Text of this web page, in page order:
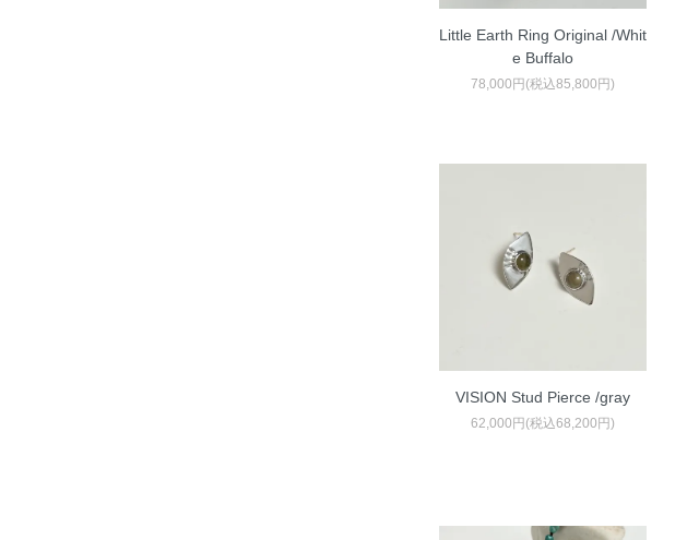
Little Earth Ring Original /Whit
e Buffalo
78,000円(税込85,800円)
VISION Stud Pierce /gray
62,000円(税込68,200円)